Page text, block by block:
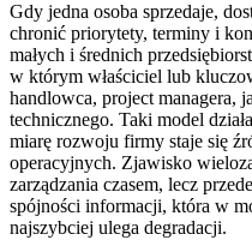
Gdy jedna osoba sprzedaje,
chronić priorytety, terminy i
małych i średnich
w którym właściciel lub
handlowca, project managera,
technicznego. Taki model
miarę rozwoju firmy staje się
operacyjnych. Zjawisko
zarządzania czasem, lecz
spójności informacji, która w
najszybciej ulega degradacji.